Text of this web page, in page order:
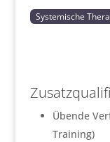
Systemische
Übende
Training)